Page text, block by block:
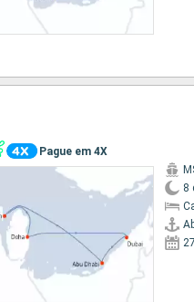
Pague em 4X
8